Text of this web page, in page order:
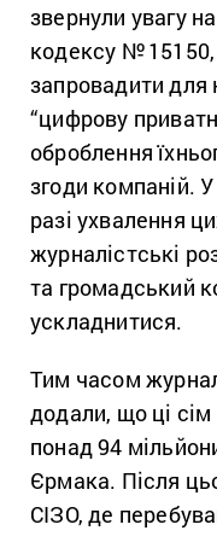
звернули увагу
кодексу №
запровадити для
“цифрову
оброблення
згоди компаній.
разі ухвалення
журналістські
та громадський
ускладнитися.
Тим часом
додали, що ці сім
понад 94
Єрмака. Після
СІЗО, де